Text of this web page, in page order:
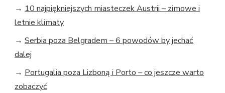
→ 10 najpiękniejszych miasteczek Austrii – zimowe i
letnie klimaty
→ Serbia poza Belgradem – 6 powodów by jechać
dalej
→ Portugalia poza Lizboną i Porto – co jeszcze warto
zobaczyć